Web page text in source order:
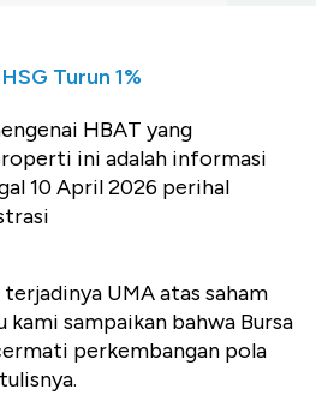
Turun 1%
HBAT yang
ini adalah informasi
10 April 2026 perihal
UMA atas saham
sampaikan bahwa Bursa
perkembangan pola